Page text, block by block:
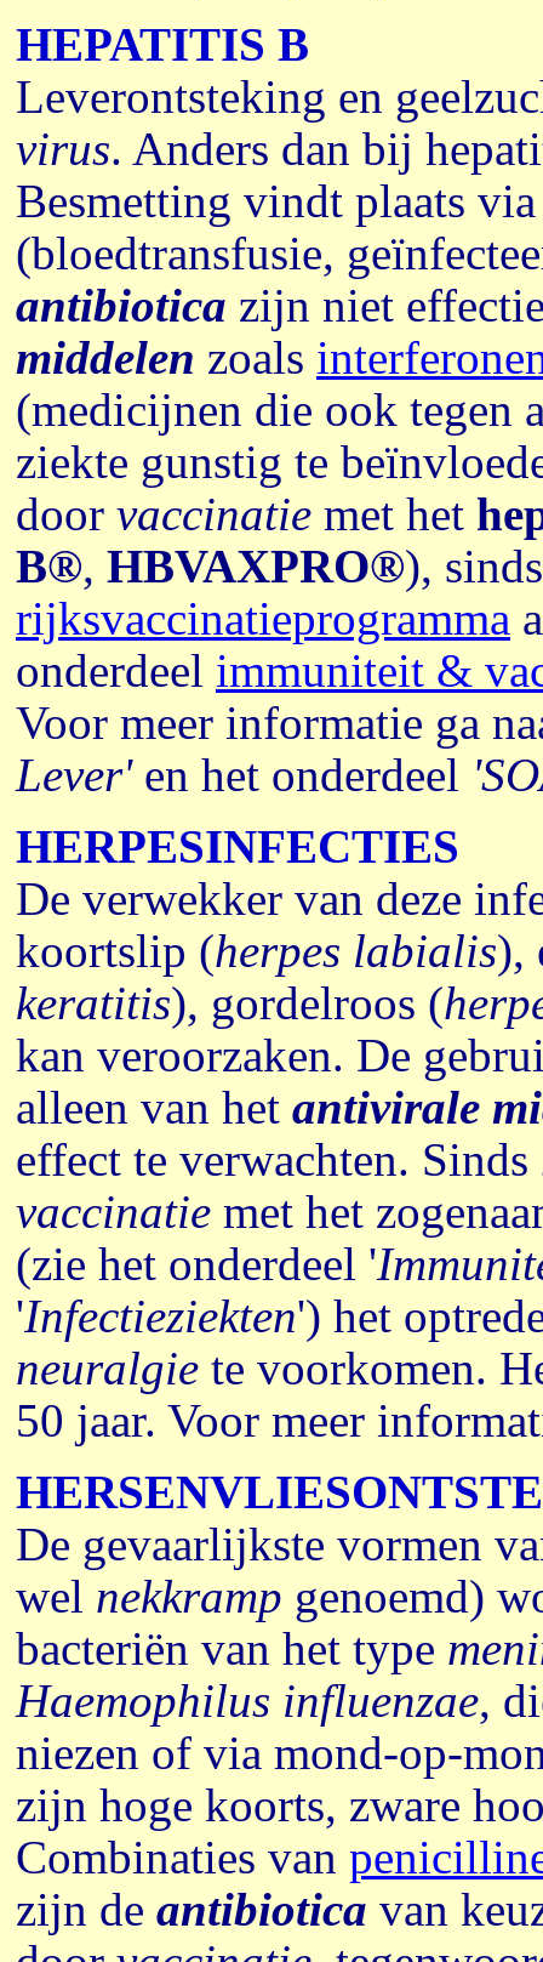
HEPATITIS B
Leverontsteking en
virus. Anders dan bij
Besmetting vindt plaats
(bloedtransfusie,
antibiotica zijn niet
middelen zoals
(medicijnen die ook tegen
ziekte gunstig te
door vaccinatie met het
B®, HBVAXPRO®),
rijksvaccinatieprogramma
onderdeel immuniteit &
Voor meer informatie ga
Lever' en het onderdeel
HERPESINFECTIES
De verwekker van deze
koortslip (herpes labialis),
keratitis), gordelroos (
kan veroorzaken. De
alleen van het antivirale
effect te verwachten.
vaccinatie met het
(zie het onderdeel '
'Infectieziekten') het
neuralgie te voorkomen.
50 jaar. Voor meer
De gevaarlijkste vormen
wel nekkramp genoemd)
bacteriën van het type
Haemophilus influenzae,
niezen of via mond-op-
zijn hoge koorts, zware
Combinaties van
zijn de antibiotica van